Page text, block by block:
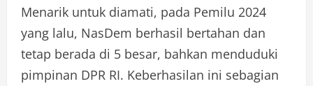
Menarik untuk diamati, pada Pemilu 2024
yang lalu, NasDem berhasil bertahan dan
tetap berada di 5 besar, bahkan menduduki
pimpinan DPR RI. Keberhasilan ini sebagian